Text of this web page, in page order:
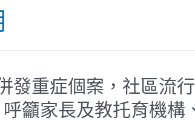
發重症個案，社區流
籲家長及教托育機構